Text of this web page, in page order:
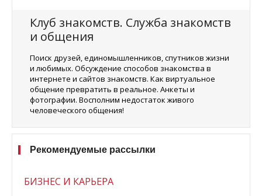
Клуб знакомств. Служба знакомств
и общения
Поиск друзей, единомышленников, спутников жизни
и любимых. Обсуждение способов знакомства в
интернете и сайтов знакомств. Как виртуальное
общение превратить в реальное. Анкеты и
фотографии. Восполним недостаток живого
человеческого общения!
Рекомендуемые рассылки
БИЗНЕС И КАРЬЕРА